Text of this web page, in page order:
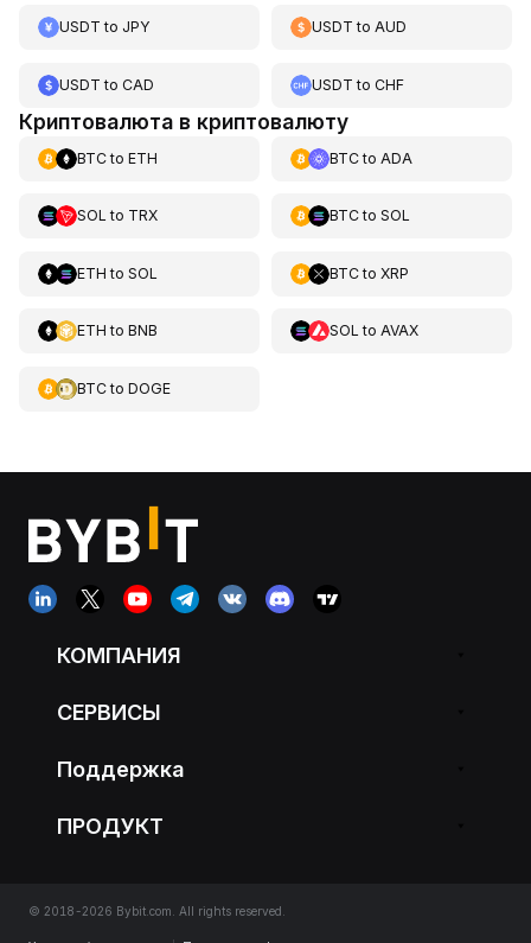
USDT to JPY USDT toAUD
USDT to CAD USDT toCHF
Криптовалюта в криптовалюту
BTCto ETH BTCto ADA
SOL to TRX BTCto SOL
ETH to SOL BTCto XRP
ETH to BNB SOL to AVAX
BTCto DOGE
КОМПАНИЯ
СЕРВИСЫ
Поддержка
ПРОДУКТ
© 2018-2026 Bybit.com. All rights reserved.